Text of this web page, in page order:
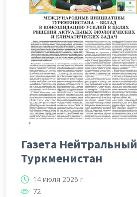
Газета Нейтральный
Туркменистан
14 июля 2026 г.
72